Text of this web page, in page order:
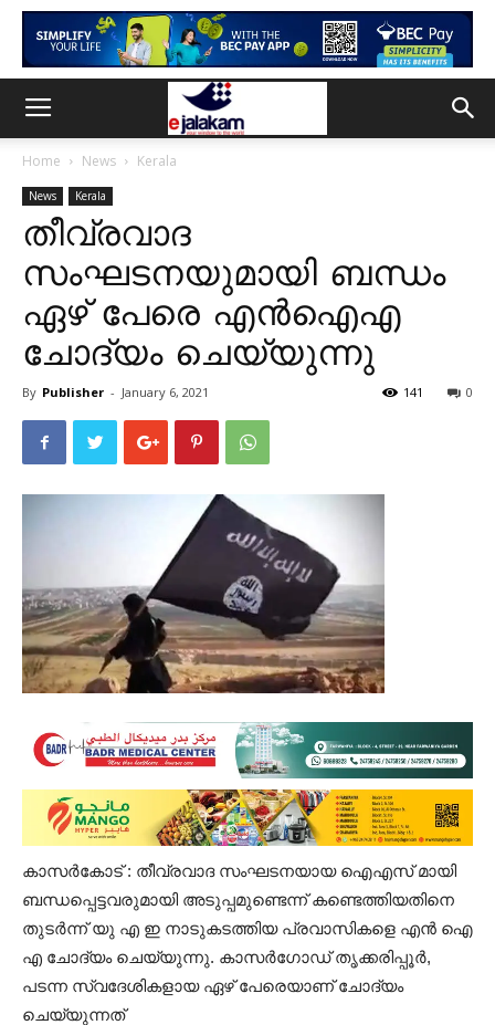
Home News Kerala
News Kerala
തീവ്രവാദ
സംഘടനയുമായി ബന്ധം
ഏഴ് പേരെ എൻഐഎ
ചോദ്യം ചെയ്യുന്നു
By Publisher - January 6, 2021 0
141
കാസർകോട് : തീവ്രവാദ സംഘടനയായ ഐഎസ് മായി
ബന്ധപ്പെട്ടവരുമായി അടുപ്പമുണ്ടെന്ന് കണ്ടെത്തിയതിനെ
തുടർന്ന് യു എ ഇ നാടുകടത്തിയ പ്രവാസികളെ എൻ ഐ
എ ചോദ്യം ചെയ്യുന്നു. കാസർഗോഡ് തൃക്കരിപ്പൂർ,
പടന്ന സ്വദേശികളായ ഏഴ് പേരെയാണ് ചോദ്യം
ചെയ്യുന്നത്